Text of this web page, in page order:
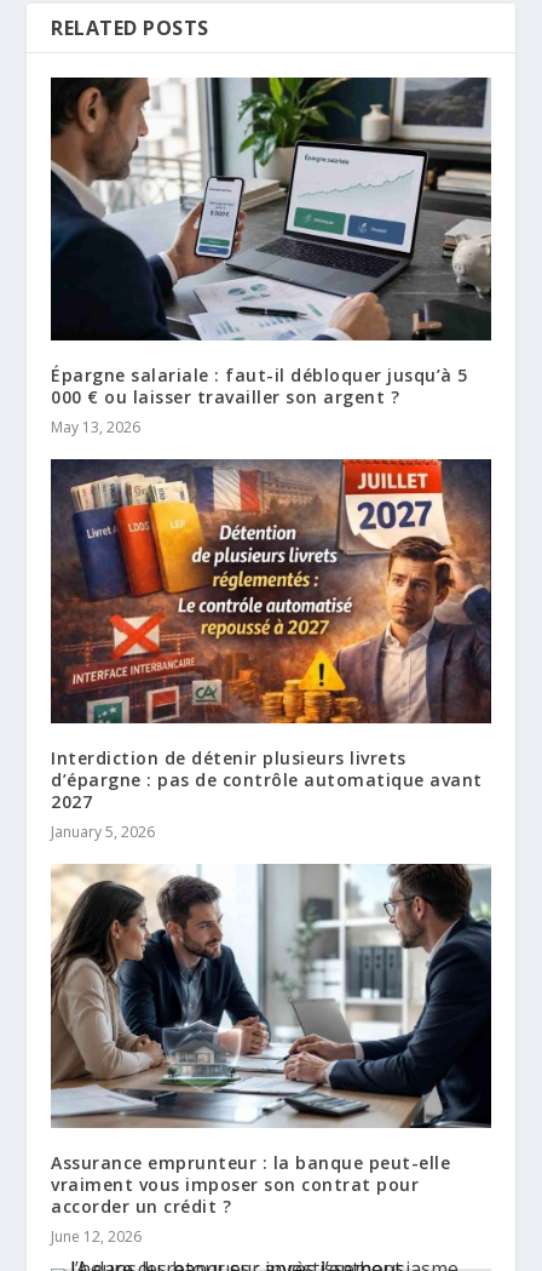
RELATED POSTS
Épargne salariale : faut-il débloquer jusqu’à 5
000 € ou laisser travailler son argent ?
May 13, 2026
Interdiction de détenir plusieurs livrets
d’épargne : pas de contrôle automatique avant
2027
January 5, 2026
Assurance emprunteur : la banque peut-elle
vraiment vous imposer son contrat pour
accorder un crédit ?
June 12, 2026